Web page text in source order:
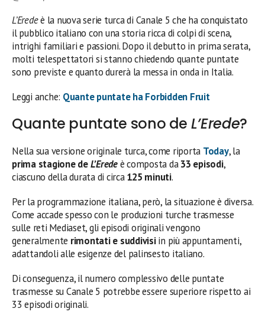
L’Eredeè la nuova serie turca di Canale 5 che ha conquistato
il pubblico italiano con una storia ricca di colpi di scena,
intrighi familiari e passioni. Dopo il debutto in prima serata,
molti telespettatori si stanno chiedendo quante puntate
sono previste e quanto durerà la messa in onda in Italia.
Leggi anche: Quante puntate ha Forbidden Fruit
Quante puntate sono de L’Erede?
Nella sua versione originale turca, come riporta Today, la
prima stagione deL’Eredeè composta da33 episodi,
ciascuno della durata di circa125 minuti.
Per la programmazione italiana, però, la situazione è diversa.
Come accade spesso con le produzioni turche trasmesse
sulle reti Mediaset, gli episodi originali vengono
generalmente rimontati e suddivisiin più appuntamenti,
adattandoli alle esigenze del palinsesto italiano.
Di conseguenza, il numero complessivo delle puntate
trasmesse su Canale 5 potrebbe essere superiore rispetto ai
33 episodi originali.